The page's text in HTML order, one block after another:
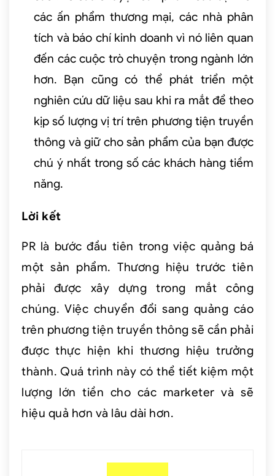
các ấn phẩm thương mại, các nhà phân
tích và báo chí kinh doanh vì nó liên quan
đến các cuộc trò chuyện trong ngành lớn
hơn. Bạn cũng có thể phát triển một
nghiên cứu dữ liệu sau khi ra mắt để theo
kịp số lượng vị trí trên phương tiện truyền
thông và giữ cho sản phẩm của bạn được
chú ý nhất trong số các khách hàng tiềm
năng.
Lời kết
PR là bước đầu tiên trong việc quảng bá
một sản phẩm. Thương hiệu trước tiên
phải được xây dựng trong mắt công
chúng. Việc chuyển đổi sang quảng cáo
trên phương tiện truyền thông sẽ cần phải
được thực hiện khi thương hiệu trưởng
thành. Quá trình này có thể tiết kiệm một
lượng lớn tiền cho các marketer và sẽ
hiệu quả hơn và lâu dài hơn.